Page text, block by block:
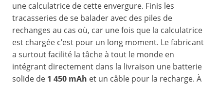
une calculatrice de cette envergure. Finis les
tracasseries de se balader avec des piles de
rechanges au cas où, car une fois que la calculatrice
est chargée c’est pour un long moment. Le fabricant
a surtout facilité la tâche à tout le monde en
intégrant directement dans la livraison une batterie
solide de 1 450 mAh et un câble pour la recharge. À